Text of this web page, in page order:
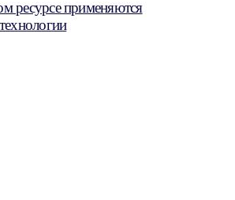
ресурсе применяются